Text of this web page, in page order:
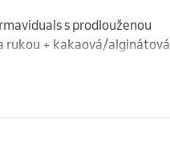
s prodlouženou
rukou + kakaová/alginátová